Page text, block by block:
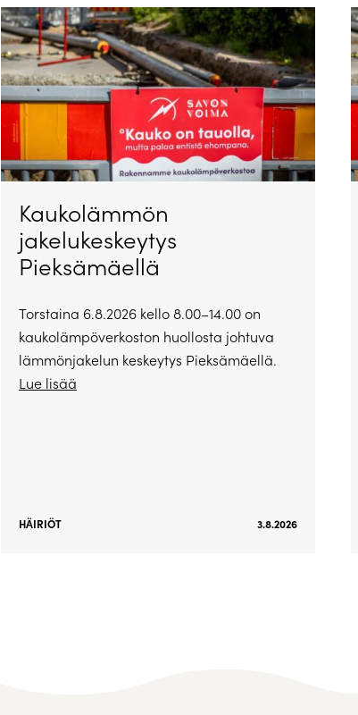
Kaukolämmön
jakelukeskeytys
Pieksämäellä
Torstaina 6.8.2026 kello 8.00–14.00 on
kaukolämpöverkoston huollosta johtuva
lämmönjakelun keskeytys Pieksämäellä.
Lue lisää
HÄIRIÖT 3.8.2026